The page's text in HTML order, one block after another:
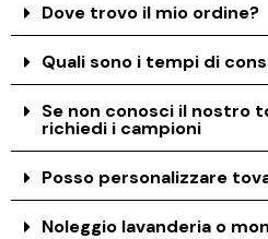
Dove trovo il mio ordine?
Quali sono i tempi di
Se non conosci il nostro
richiedi i campioni
Posso personalizzare
Noleggio lavanderia o